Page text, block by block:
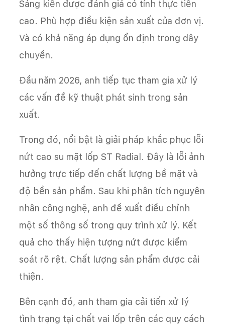
Sáng kiến được đánh giá có tính thực tiễn
cao. Phù hợp điều kiện sản xuất của đơn vị.
Và có khả năng áp dụng ổn định trong dây
chuyền.
Đầu năm 2026, anh tiếp tục tham gia xử lý
các vấn đề kỹ thuật phát sinh trong sản
xuất.
Trong đó, nổi bật là giải pháp khắc phục lỗi
nứt cao su mặt lốp ST Radial. Đây là lỗi ảnh
hưởng trực tiếp đến chất lượng bề mặt và
độ bền sản phẩm. Sau khi phân tích nguyên
nhân công nghệ, anh đề xuất điều chỉnh
một số thông số trong quy trình xử lý. Kết
quả cho thấy hiện tượng nứt được kiểm
soát rõ rệt. Chất lượng sản phẩm được cải
thiện.
Bên cạnh đó, anh tham gia cải tiến xử lý
tình trạng tại chất vai lốp trên các quy cách